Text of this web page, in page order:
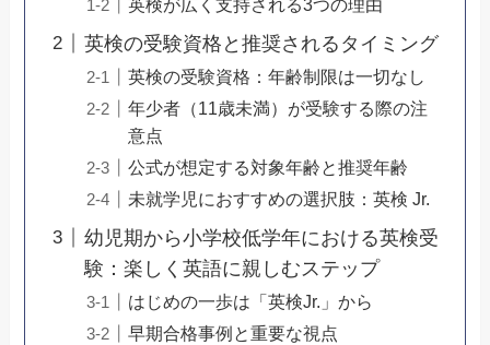
英検が広く支持される3つの理由
英検の受験資格と推奨されるタイミング
英検の受験資格：年齢制限は一切なし
年少者（11歳未満）が受験する際の注
意点
公式が想定する対象年齢と推奨年齢
未就学児におすすめの選択肢：英検 Jr.
幼児期から小学校低学年における英検受
験：楽しく英語に親しむステップ
はじめの一歩は「英検Jr.」から
早期合格事例と重要な視点